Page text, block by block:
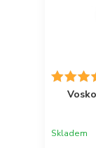
Skladem